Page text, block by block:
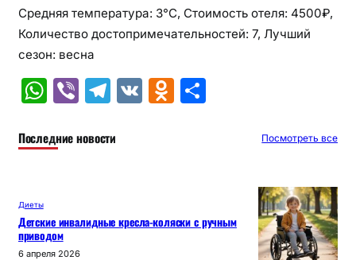
Средняя температура: 3°C, Стоимость отеля: 4500₽,
Количество достопримечательностей: 7, Лучший
сезон: весна
W
at
p
p
Vi
er
T
e
m
V O
a
О
в
Последние новости Посмотреть все
Диеты
Детские инвалидные кресла-коляски с ручным
приводом
6 апреля 2026